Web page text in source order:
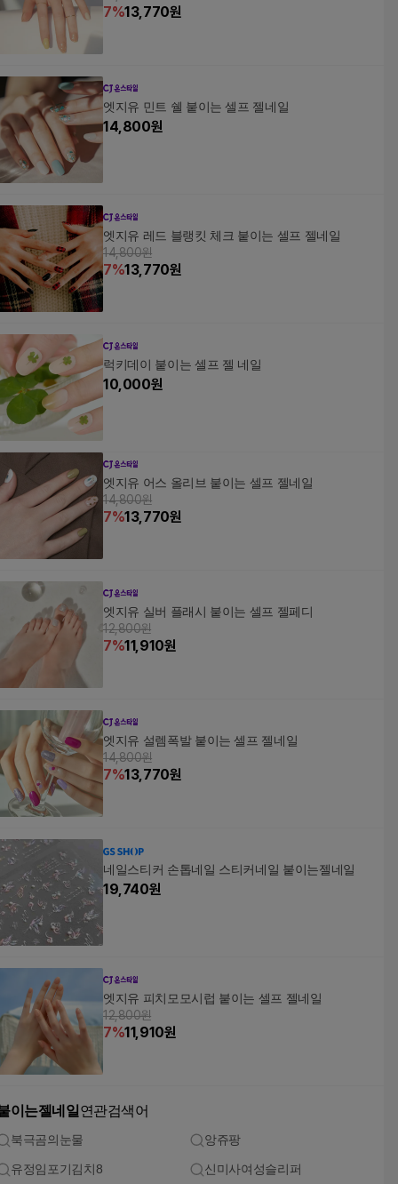
7%13,770원
엣지유 민트 쉘 붙이는 셀프 젤네일
14,800원
엣지유 레드 블랭킷 체크 붙이는 셀프 젤네일
14,800원
7%13,770원
럭키데이 붙이는 셀프 젤 네일
10,000원
엣지유 어스 올리브 붙이는 셀프 젤네일
14,800원
7%13,770원
엣지유 실버 플래시 붙이는 셀프 젤페디
12,800원
7%11,910원
엣지유 설렘폭발 붙이는 셀프 젤네일
14,800원
7%13,770원
네일스티커 손톱네일 스티커네일 붙이는젤네일
19,740원
엣지유 피치모모시럽 붙이는 셀프 젤네일
12,800원
7%11,910원
이는젤네일 연관검색어
북극곰의눈물 앙쥬팡
유정임포기김치8 신미사여성슬리퍼